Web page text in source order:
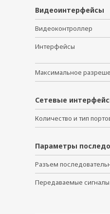
Видеоинтерфейсы
Видеоконтроллер
Интерфейсы
Максимальное
Сетевые
Количество и тип
Параметры
Разъем
Передаваемые сигналы